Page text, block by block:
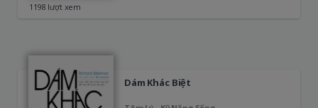
1198 lượt xem
Dám Khác Biệt